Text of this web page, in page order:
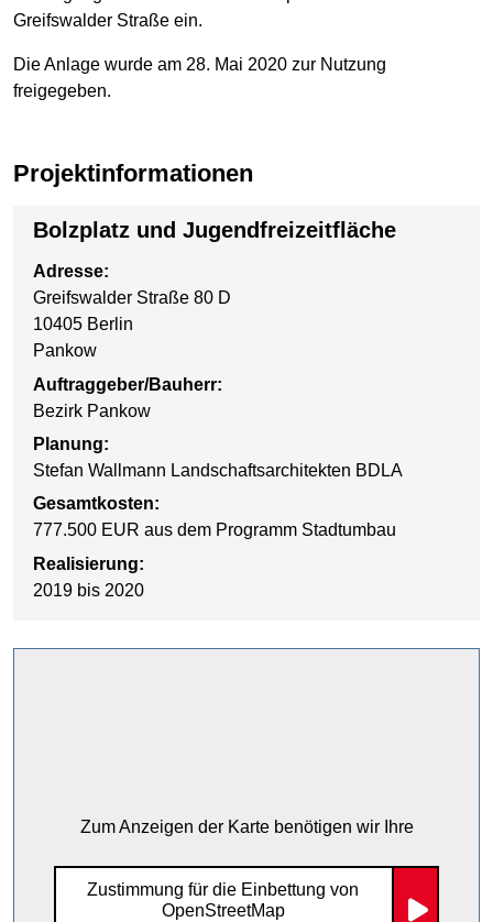
Greifswalder Straße ein.
Die Anlage wurde am 28. Mai 2020 zur Nutzung
freigegeben.
Projektinformationen
Bolzplatz und Jugendfreizeitfläche
Adresse:
Greifswalder Straße 80 D
10405 Berlin
Pankow
Auftraggeber/Bauherr:
Bezirk Pankow
Planung:
Stefan Wallmann Landschaftsarchitekten BDLA
Gesamtkosten:
777.500 EUR aus dem Programm Stadtumbau
Realisierung:
2019 bis 2020
Zum Anzeigen der Karte benötigen wir Ihre
Zustimmung für die Einbettung von
OpenStreetMap